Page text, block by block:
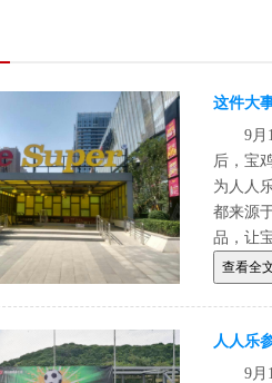
这件大
9月
后，宝
为人人
都来源
品，让
查看全
人人乐
9月